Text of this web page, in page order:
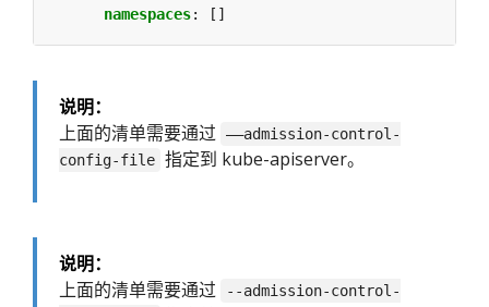
namespaces: []
说明：
上面的清单需要通过
——admission-control-
config-file 指定到 kube-apiserver。
说明：
上面的清单需要通过
--admission-control-